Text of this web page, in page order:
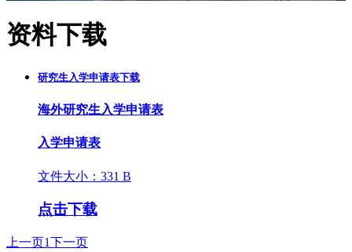
资料下载
研究生入学申请表下载
海外研究生入学申请表
入学申请表
文件大小：331 B
点击下载
上一页1下一页